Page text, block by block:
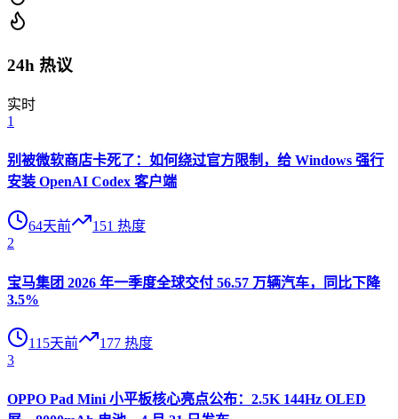
24h 热议
实时
1
别被微软商店卡死了：如何绕过官方限制，给 Windows 强行
安装 OpenAI Codex 客户端
64天前 151 热度
2
宝马集团 2026 年一季度全球交付 56.57 万辆汽车，同比下降
3.5%
115天前 177 热度
3
OPPO Pad Mini 小平板核心亮点公布：2.5K 144Hz OLED